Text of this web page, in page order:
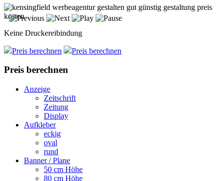
Keine Druckereibindung
Preis berechnen Preis berechnen
Preis berechnen
Anzeige
Zeitschrift
Zeitung
Display
Aufkleber
eckig
oval
rund
Banner / Plane
50 cm Höhe
80 cm Höhe